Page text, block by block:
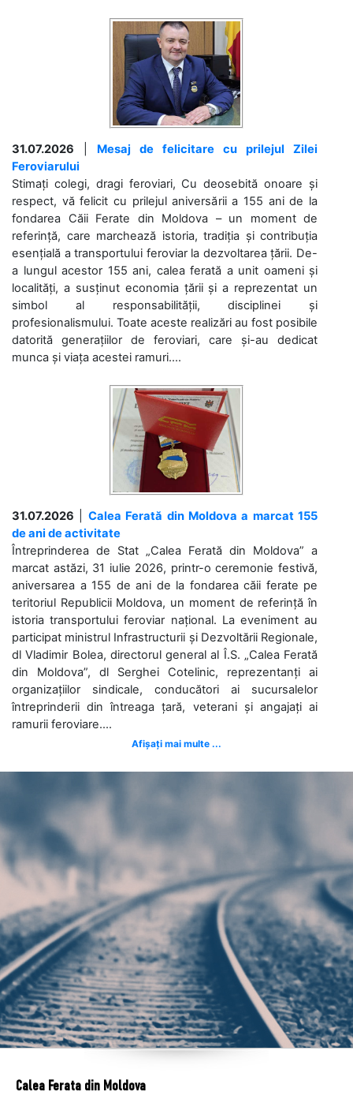
31.07.2026
Mesaj de felicitare cu prilejul Zilei
Feroviarului
Stimați colegi, dragi feroviari, Cu deosebită onoare și
respect, vă felicit cu prilejul aniversării a 155 ani de la
fondarea Căii Ferate din Moldova – un moment de
referință, care marchează istoria, tradiția și contribuția
esențială a transportului feroviar la dezvoltarea țării. De-
a lungul acestor 155 ani, calea ferată a unit oameni și
localități, a susținut economia țării și a reprezentat un
simbol al responsabilității, disciplinei și
profesionalismului. Toate aceste realizări au fost posibile
datorită generațiilor de feroviari, care și-au dedicat
munca și viața acestei ramuri....
31.07.2026
Calea Ferată din Moldova a marcat 155
de ani de activitate
Întreprinderea de Stat „Calea Ferată din Moldova” a
marcat astăzi, 31 iulie 2026, printr-o ceremonie festivă,
aniversarea a 155 de ani de la fondarea căii ferate pe
teritoriul Republicii Moldova, un moment de referință în
istoria transportului feroviar național. La eveniment au
participat ministrul Infrastructurii și Dezvoltării Regionale,
dl Vladimir Bolea, directorul general al Î.S. „Calea Ferată
din Moldova”, dl Serghei Cotelinic, reprezentanți ai
organizațiilor sindicale, conducători ai sucursalelor
întreprinderii din întreaga țară, veterani și angajați ai
ramurii feroviare....
Afișați mai multe ...
Calea Ferata din Moldova